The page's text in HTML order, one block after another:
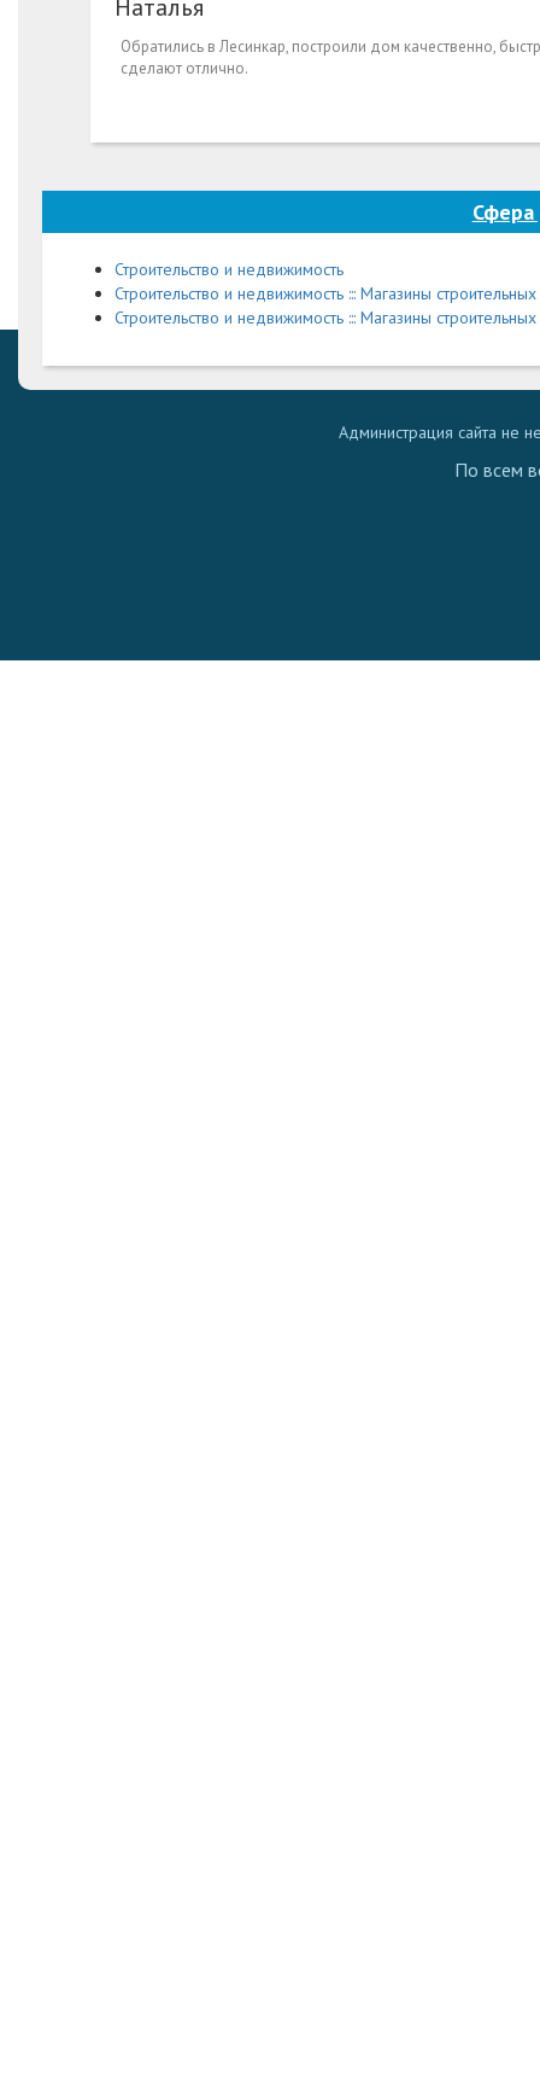
Наталья
Обратились в Лесинкар, построили дом качественно,
сделают отлично.
Сфера
Строительство и недвижимость
Строительство и недвижимость ::: Магазины
Строительство и недвижимость ::: Магазины
Администрация сайта не
По всем